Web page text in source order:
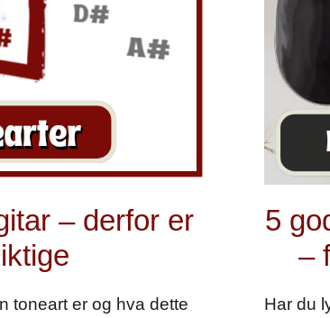
– derfor er
toneart er og hva dette
5
–
Har du